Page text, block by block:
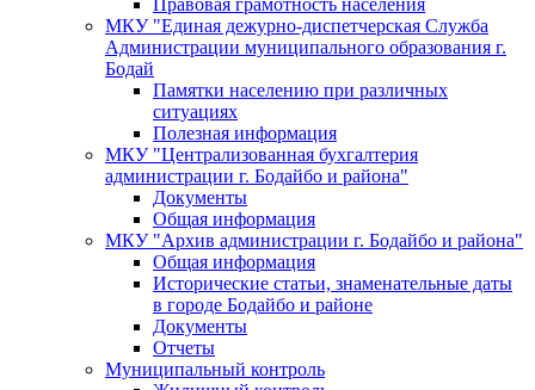
Правовая грамотность населения
МКУ "Единая дежурно-диспетчерская Служба
Администрации муниципального образования г.
Бодай
Памятки населению при различных
ситуациях
Полезная информация
МКУ "Централизованная бухгалтерия
администрации г. Бодайбо и района"
Документы
Общая информация
МКУ "Архив администрации г. Бодайбо и района"
Общая информация
Исторические статьи, знаменательные даты
в городе Бодайбо и районе
Документы
Отчеты
Муниципальный контроль